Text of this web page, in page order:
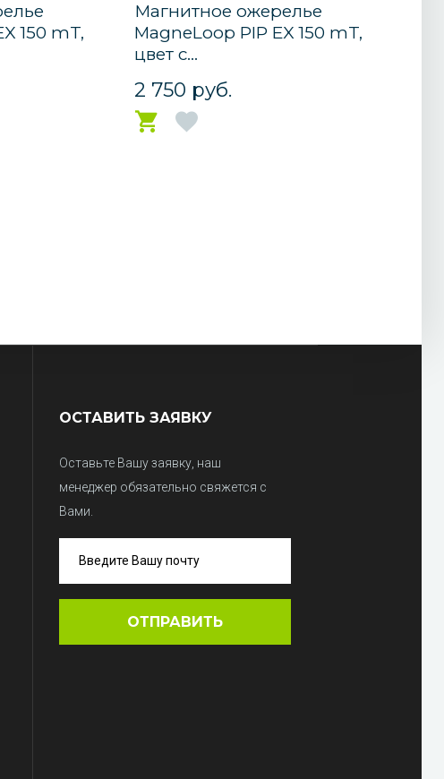
150 mT,
Магнитное ожерелье
MagneLoop PIP EX 150 mT,
цвет с...
2 750 руб.
ОСТАВИТЬ ЗАЯВКУ
Оставьте Вашу заявку, наш
менеджер обязательно свяжется с
Вами.